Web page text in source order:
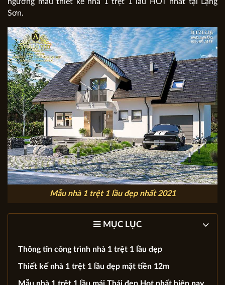
Sơn.
Mẫu nhà 1 trệt 1 lầu đẹp nhất 2021
MỤC LỤC
Thông tin công trình nhà 1 trệt 1 lầu đẹp
Thiết kế nhà 1 trệt 1 lầu đẹp mặt tiền 12m